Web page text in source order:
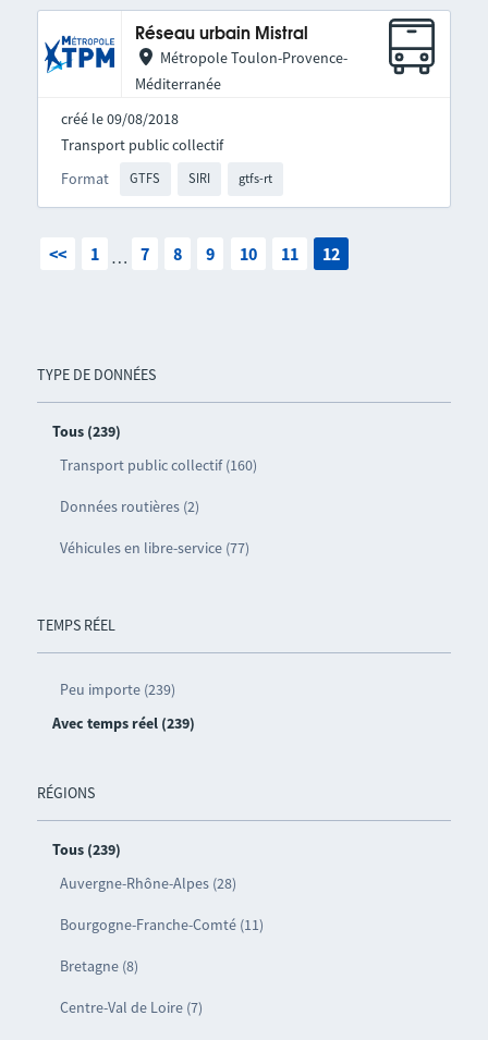
TYPE DE DONNÉES
Tous (239)
Transport public collectif (160)
Données routières (2)
Véhicules en libre-service (77)
TEMPS RÉEL
Peu importe (239)
Avec temps réel (239)
RÉGIONS
Tous (239)
Auvergne-Rhône-Alpes (28)
Bourgogne-Franche-Comté (11)
Bretagne (8)
Centre-Val de Loire (7)
Réseau urbain Mistral
Métropole Toulon-Provence-
Méditerranée
créé le 09/08/2018
Format GTFS SIRI gtfs-rt
Transport public collectif
<< 1 … 7 8 9 10 11 12